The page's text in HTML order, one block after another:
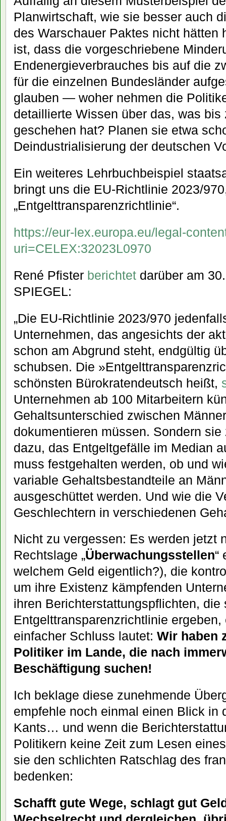
Planwirtschaft, wie sie besser auch
des Warschauer Paktes nicht hätten
ist, dass die vorgeschriebene
Endenergieverbrauches bis auf die
für die einzelnen Bundesländer
glauben — woher nehmen die
detaillierte Wissen über das, was bis
geschehen hat? Planen sie etwa
Deindustrialisierung der deutschen
Ein weiteres Lehrbuchbeispiel
bringt uns die EU-Richtlinie 2023/
„Entgelttransparenzrichtlinie“.
https://eur-lex.europa.eu/legal-
uri=CELEX:32023L0970
René Pfister berichtet darüber am
SPIEGEL:
„Die EU-Richtlinie 2023/970
Unternehmen, das angesichts der
schon am Abgrund steht, endgültig
schubsen. Die
schönsten Bürokratendeutsch heißt,
Unternehmen ab 100 Mitarbeitern
Gehaltsunterschied zwischen
dokumentieren müssen. Sondern
dazu, das Entgeltgefälle im Median
muss festgehalten werden, ob und
variable Gehaltsbestandteile an
ausgeschüttet werden. Und wie die
Geschlechtern in verschiedenen
Nicht zu vergessen: Es werden jetzt
Rechtslage „Überwachungsstellen“
welchem Geld eigentlich?), die
um ihre Existenz kämpfenden
ihren Berichterstattungspflichten, die
Entgelttransparenzrichtlinie
einfacher Schluss lautet: Wir haben
Politiker im Lande, die nach
Beschäftigung suchen!
Ich beklage diese zunehmende
empfehle noch einmal einen Blick in
Kants… und wenn die
Politikern keine Zeit zum Lesen
sie den schlichten Ratschlag des
bedenken:
Schafft gute Wege, schlagt gut